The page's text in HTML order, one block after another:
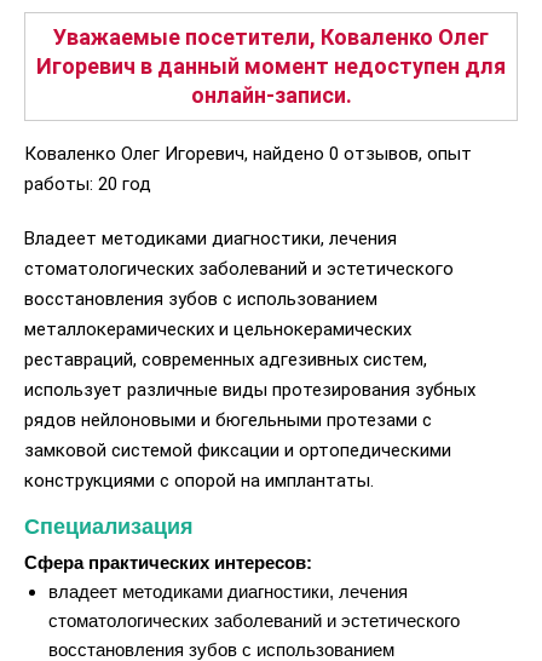
Уважаемые посетители, Коваленко Олег
Игоревич в данный момент недоступен для
онлайн-записи.
Коваленко Олег Игоревич, найдено 0 отзывов, опыт
работы: 20 год
Владеет методиками диагностики, лечения
стоматологических заболеваний и эстетического
восстановления зубов с использованием
металлокерамических и цельнокерамических
реставраций, современных адгезивных систем,
использует различные виды протезирования зубных
рядов нейлоновыми и бюгельными протезами с
замковой системой фиксации и ортопедическими
конструкциями с опорой на имплантаты.
Специализация
Сфера практических интересов:
владеет методиками диагностики, лечения
стоматологических заболеваний и эстетического
восстановления зубов с использованием